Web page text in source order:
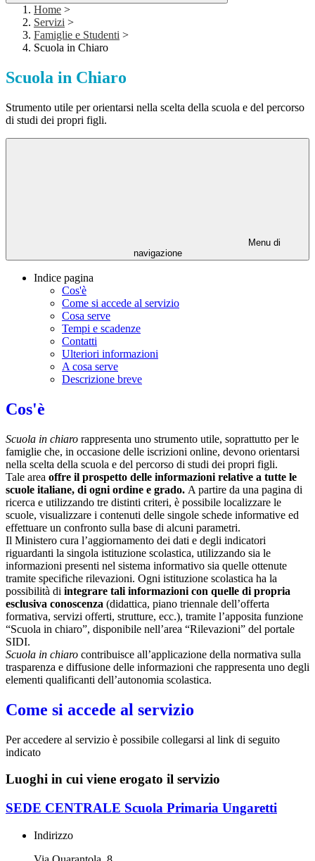
Home >
Servizi >
Famiglie e Studenti >
Scuola in Chiaro
Scuola in Chiaro
Strumento utile per orientarsi nella scelta della scuola e del percorso
di studi dei propri figli.
Menu di
navigazione
Indice pagina
Cos'è
Come si accede al servizio
Cosa serve
Tempi e scadenze
Contatti
Ulteriori informazioni
A cosa serve
Descrizione breve
Cos'è
Scuola in chiaro rappresenta uno strumento utile, soprattutto per le
famiglie che, in occasione delle iscrizioni online, devono orientarsi
nella scelta della scuola e del percorso di studi dei propri figli.
Tale area offre il prospetto delle informazioni relative a tutte le
scuole italiane, di ogni ordine e grado. A partire da una pagina di
ricerca e utilizzando tre distinti criteri, è possibile localizzare le
scuole, visualizzare i contenuti delle singole schede informative ed
effettuare un confronto sulla base di alcuni parametri.
Il Ministero cura l’aggiornamento dei dati e degli indicatori
riguardanti la singola istituzione scolastica, utilizzando sia le
informazioni presenti nel sistema informativo sia quelle ottenute
tramite specifiche rilevazioni. Ogni istituzione scolastica ha la
possibilità di integrare tali informazioni con quelle di propria
esclusiva conoscenza (didattica, piano triennale dell’offerta
formativa, servizi offerti, strutture, ecc.), tramite l’apposita funzione
“Scuola in chiaro”, disponibile nell’area “Rilevazioni” del portale
SIDI.
Scuola in chiaro contribuisce all’applicazione della normativa sulla
trasparenza e diffusione delle informazioni che rappresenta uno degli
elementi qualificanti dell’autonomia scolastica.
Come si accede al servizio
Per accedere al servizio è possibile collegarsi al link di seguito
indicato
Luoghi in cui viene erogato il servizio
SEDE CENTRALE Scuola Primaria Ungaretti
Indirizzo